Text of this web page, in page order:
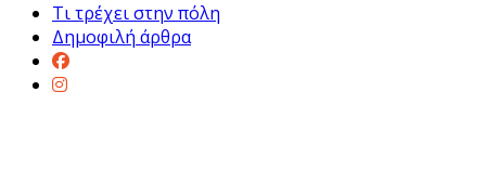
Τι τρέχει στην πόλη
Δημοφιλή άρθρα